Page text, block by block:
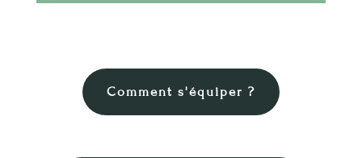
Comment s'équiper ?